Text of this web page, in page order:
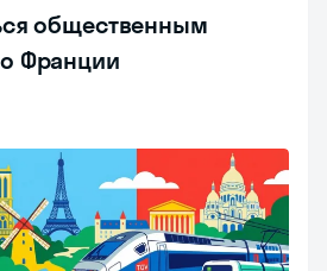
общественным
Франции